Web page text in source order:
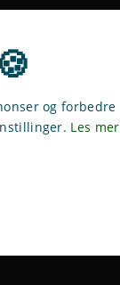
og forbedre
Les mer